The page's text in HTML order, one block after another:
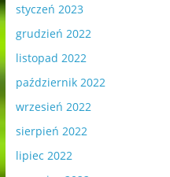
styczeń 2023
grudzień 2022
listopad 2022
październik 2022
wrzesień 2022
sierpień 2022
lipiec 2022